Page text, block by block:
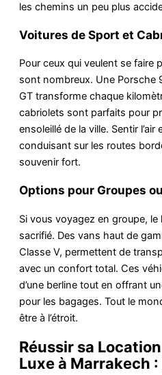
les chemins un peu plus
Voitures de Sport et
Pour ceux qui veulent se faire
sont nombreux. Une Porsche
GT transforme chaque
cabriolets sont parfaits pour
ensoleillé de la ville. Sentir l’air
conduisant sur les routes
souvenir fort.
Options pour Groupes
Si vous voyagez en groupe,
sacrifié. Des vans haut de
Classe V, permettent de
avec un confort total. Ces
d’une berline tout en offrant
pour les bagages. Tout le
être à l’étroit.
Réussir sa
Luxe à Marrakech